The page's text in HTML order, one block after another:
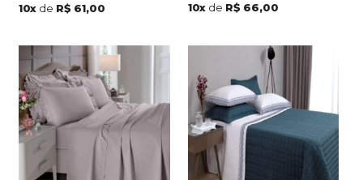
10x de R$ 61,00 10x de R$ 66,00